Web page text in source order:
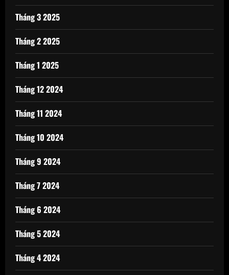
Tháng 3 2025
Tháng 2 2025
Tháng 1 2025
Tháng 12 2024
Tháng 11 2024
Tháng 10 2024
Tháng 9 2024
Tháng 7 2024
Tháng 6 2024
Tháng 5 2024
Tháng 4 2024